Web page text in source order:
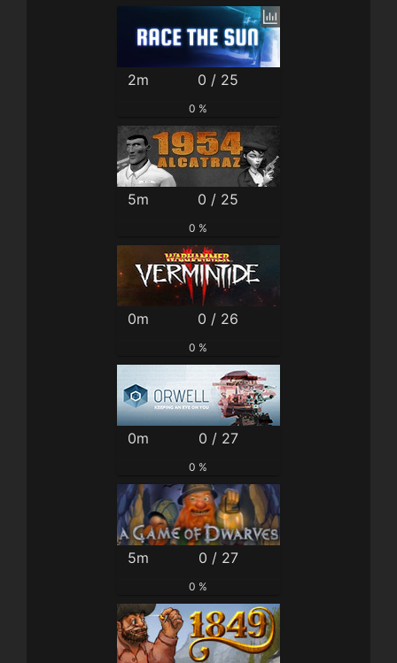
2m 0 / 25
0 %
5m 0 / 25
0 %
0m 0 / 26
0 %
0m 0 / 27
0 %
5m 0 / 27
0 %